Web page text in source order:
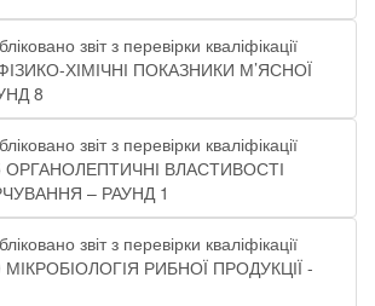
звіт з перевірки кваліфікації
ХІМІЧНІ ПОКАЗНИКИ М’ЯСНОЇ
8
звіт з перевірки кваліфікації
ОРГАНОЛЕПТИЧНІ ВЛАСТИВОСТІ
– РАУНД 1
звіт з перевірки кваліфікації
МІКРОБІОЛОГІЯ РИБНОЇ ПРОДУКЦІЇ -